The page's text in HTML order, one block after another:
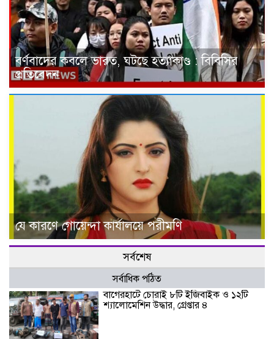
বর্ণবাদের কবলে ভারত, ঘটছে হত্যাকাণ্ড : বিবিসির
প্রতিবেদন
যে কারণে গোয়েন্দা কার্যালয়ে পরীমণি
সর্বশেষ
সর্বাধিক পঠিত
বাগেরহাটে চোরাই ৮টি ইজিবাইক ও ১২টি
শ্যালোমেশিন উদ্ধার, গ্রেপ্তার ৪